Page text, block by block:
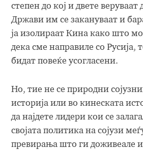
степен до кој и двете
Држави им се закануваат и
ја изолираат Кина како што
дека сме направиле со Русија,
бидат повеќе усогласени.
Но, тие не се природни
историја или во кинеската
да најдете лидери кои се
својата политика на сојузи
превирања што ги доживеале